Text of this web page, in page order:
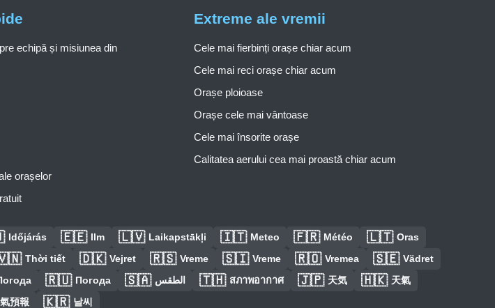
echipă și misiunea din
orașelor
Extreme ale vremii
Cele mai fierbinți orașe chiar acum
Cele mai reci orașe chiar acum
Orașe ploioase
Orașe cele mai vântoase
Cele mai însorite orașe
Calitatea aerului cea mai proastă chiar acum
Időjárás 🇪🇪 Ilm 🇱🇻 Laikapstākļi 🇮🇹 Meteo 🇫🇷 Météo 🇱🇹 Oras
Thời tiết 🇩🇰 Vejret 🇷🇸 Vreme 🇸🇮 Vreme 🇷🇴 Vremea 🇸🇪 Vädret
🇷🇺 Погода 🇸🇦 الطقس 🇹🇭 สภาพอากาศ 🇯🇵 天気 🇭🇰 天氣
預報 🇰🇷 날씨